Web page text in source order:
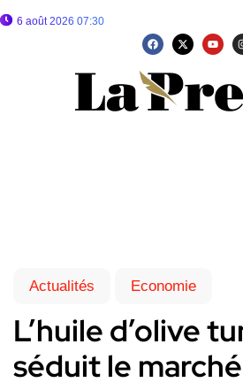
6 août 2026 07:30
Actualités Economie
L’huile d’olive
séduit le